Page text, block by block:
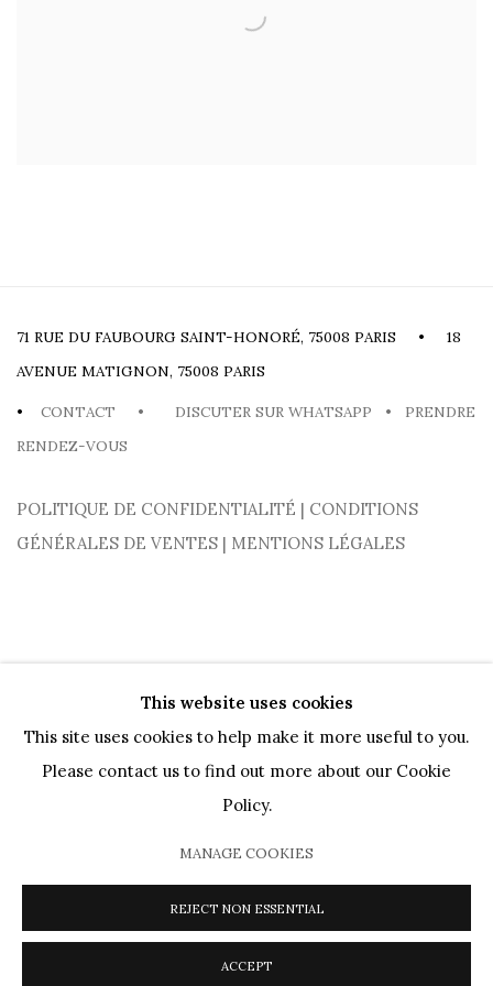
71 RUE DU FAUBOURG SAINT-HONORÉ, 75008 PARIS • 18
AVENUE MATIGNON, 75008 PARIS
• CONTACT • DISCUTER SUR WHATSAPP •
PRENDRE
RENDEZ-VOUS
POLITIQUE DE CONFIDENTIALITÉ | CONDITIONS
GÉNÉRALES DE VENTES | MENTIONS LÉGALES
PRIVACY POLICY COOKIE POLICY MANAGE COOKIES
MOUVEMENTS
COPYRIGHT @ 2026 HELENE BAILLY MARCILHAC SITE BY ARTLOGIC
This website uses cookies
This site uses cookies to help make it more useful to you.
Please contact us to find out more about our Cookie
Policy.
MANAGE COOKIES
REJECT NON ESSENTIAL
ACCEPT